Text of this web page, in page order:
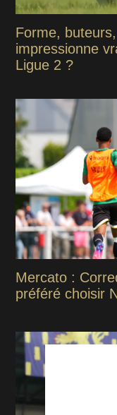
Forme,
impressionne
Ligue 2 ?
Mercato :
préféré choisir